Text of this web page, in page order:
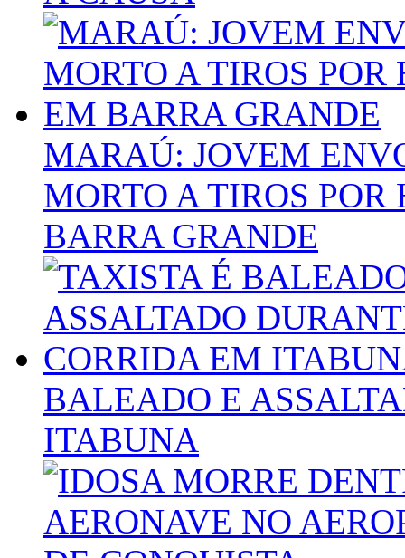
MARAÚ: JOVEM
MORTO A TIROS
BARRA GRANDE
BALEADO E
ITABUNA